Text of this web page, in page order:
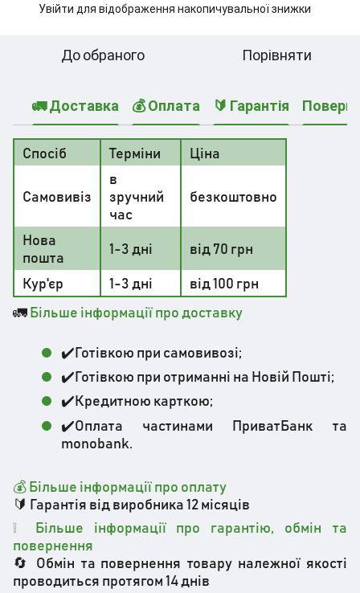
Увійти для відображення накопичувальної знижки
До обраного Порівняти
🚛 Доставка 💰 Оплата 🔰 Гарантія
Спосіб Терміни Ціна
Самовивіз
в
зручний
час
безкоштовно
Нова
пошта
1-3 дні
від 70 грн
Кур'єр
1-3 дні
від 100 грн
🚛Більше інформації про доставку
✔️Готівкою при самовивозі;
✔️Готівкою при отриманні на Новій Пошті;
✔️Кредитною карткою;
✔️Оплата частинами ПриватБанк та
monobank.
💰 Більше інформації про оплату
🔰 Гарантія від виробника 12 місяців
❕ Більше інформації про гарантію, обмін та
повернення
🔄 Обмін та повернення товару належної якості
проводиться протягом 14 днів